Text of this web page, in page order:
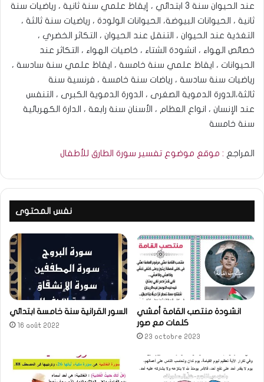
عند الحيوان سنة 3 ابتدائي ، إيقاظ علمي سنة ثانية ، رياضيات سنة
ثانية ، الحيوانات البيوضة، الحيوانات الولودة ، رياضيات سنة ثالثة ،
التغذية عند الحيوان ، التنقل عند الحيوان ، التكاثر الخضري ،
خصائص الهواء ، انشودة الشتاء ، خاصيات الهواء ، التكاثر عند
الحيوانات ، ايقاظ علمي سنة خامسة ، ايقاظ علمي سنة سادسة ،
رياضيات سنة سادسة ، رياضات سنة خامسة ، فرنسية سنة
ثالثة،الدورة الدموية الصغرى ، الدورة الدموية الكبرى ، التنفس
عند الإنسان ، انواع العظام ، الأسنان سنة رابعة ، الدارة الكهربائية
سنة خامسة
المراجع : موقع موضوع تفسير سورة الطارق للأطفال
نفس المحتوى
السور القرانية سنة خامسة ابتدائي
16 août 2022
انشودة منتصب القامة أمشي
كلمات مع صور
23 octobre 2023